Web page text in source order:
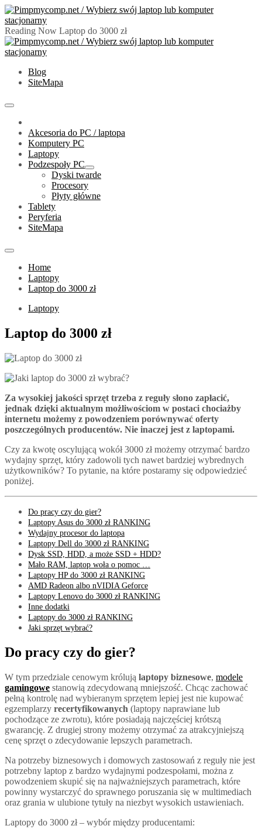
Skip
to
content
Reading Now Laptop do 3000 zł
Złóż/Wybierz swój laptop lub komputer stacjonarny
Blog
SiteMapa
Primary
Akcesoria do PC / laptopa
Komputery PC
Laptopy
Podzespoły PC
Show
sub
Dyski twarde
Procesory
Płyty główne
Tablety
Peryferia
SiteMapa
Home
Laptopy
Laptop do 3000 zł
Laptopy
Laptop do 3000 zł
Za wysokiej jakości sprzęt trzeba z reguły słono zapłacić,
jednak dzięki aktualnym możliwościom w postaci chociażby
internetu możemy z powodzeniem porównywać oferty
poszczególnych producentów. Nie inaczej jest z laptopami.
Czy za kwotę oscylującą wokół 3000 zł możemy otrzymać bardzo
wydajny sprzęt, który zadowoli tych nawet bardziej wybrednych
użytkowników? To pytanie, na które postaramy się odpowiedzieć
poniżej.
Do pracy czy do gier?
Laptopy Asus do 3000 zł RANKING
Wydajny procesor do laptopa
Laptopy Dell do 3000 zł RANKING
Dysk SSD, HDD, a może SSD + HDD?
Mało RAM, laptop woła o pomoc …
Laptopy HP do 3000 zł RANKING
AMD Radeon albo nVIDIA Geforce
Laptopy Lenovo do 3000 zł RANKING
Inne dodatki
Laptopy do 3000 zł RANKING
Jaki sprzęt wybrać?
Do pracy czy do gier?
W tym przedziale cenowym królują laptopy biznesowe, modele
gamingowe stanowią zdecydowaną mniejszość. Chcąc zachować
pełną kontrolę nad wybieranym sprzętem lepiej jest nie kupować
egzemplarzy recertyfikowanych (laptopy naprawiane lub
pochodzące ze zwrotu), które posiadają najczęściej krótszą
gwarancję. Z drugiej strony możemy otrzymać za atrakcyjniejszą
cenę sprzęt o zdecydowanie lepszych parametrach.
Na potrzeby biznesowych i domowych zastosowań z reguły nie jest
potrzebny laptop z bardzo wydajnymi podzespołami, można z
powodzeniem skupić się na najważniejszych parametrach, które
powinny wystarczyć do sprawnego poruszania się w multimediach
oraz grania w ulubione tytuły na niezbyt wysokich ustawieniach.
Laptopy do 3000 zł – wybór między producentami: